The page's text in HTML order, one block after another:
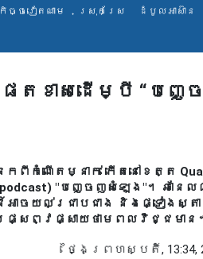
ច្ចវៀតណាម ស្រុកស្រែ ដំបូលអាស៊ាន
តខាសដើម្បី “បញ្ច
កំណើតម្នាក់ កើតនៅខេត្ត
"បញ្ចេញសំឡេង"។ ឆានែលផ
ាចយល់ជ្រាបជាង និងផ្ទៀងស្តា
ផ្សព្វផ្សាយថាមពលវិជ្ជមាន
ថ្ងៃព្រហស្បតិ៍, 13:34,